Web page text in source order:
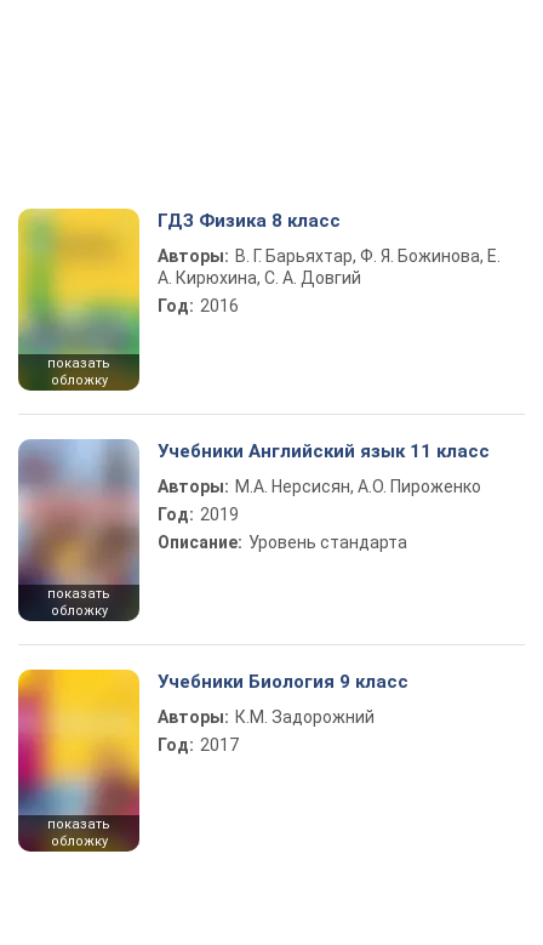
показать
обложку
ГДЗ Физика 8 класс
Авторы: В. Г. Барьяхтар, Ф. Я. Божинова, Е.
А. Кирюхина, С. А. Довгий
Год: 2016
показать
обложку
Учебники Английский язык 11 класс
Авторы: М.А. Нерсисян, А.О. Пироженко
Год: 2019
Описание: Уровень стандарта
показать
обложку
Учебники Биология 9 класс
Авторы: К.М. Задорожний
Год: 2017